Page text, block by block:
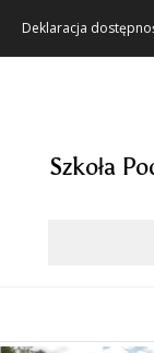
Deklaracja
Szkoła